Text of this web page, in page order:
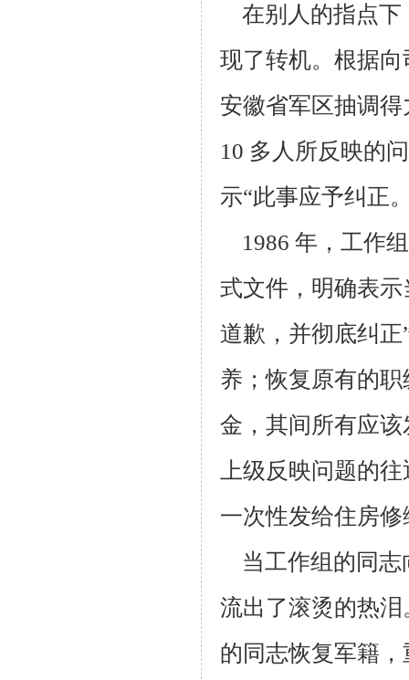
在别人的指点下
现了转机。根据
安徽省军区抽调得
10 多人所反映的
示“此事应予纠正
1986 年，工作
式文件，明确表
道歉，并彻底纠正
养；恢复原有的职
金，其间所有应
上级反映问题的
一次性发给住房修
当工作组的同志
流出了滚烫的热
的同志恢复军籍，